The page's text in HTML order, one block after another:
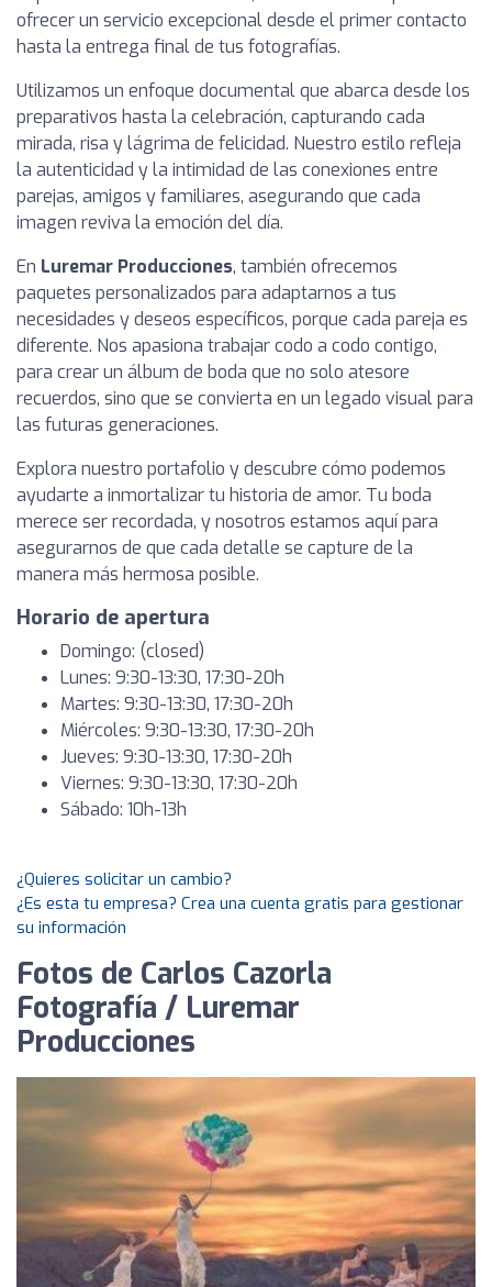
ofrecer un servicio excepcional desde el primer contacto
hasta la entrega final de tus fotografías.
Utilizamos un enfoque documental que abarca desde los
preparativos hasta la celebración, capturando cada
mirada, risa y lágrima de felicidad. Nuestro estilo refleja
la autenticidad y la intimidad de las conexiones entre
parejas, amigos y familiares, asegurando que cada
imagen reviva la emoción del día.
En Luremar Producciones, también ofrecemos
paquetes personalizados para adaptarnos a tus
necesidades y deseos específicos, porque cada pareja es
diferente. Nos apasiona trabajar codo a codo contigo,
para crear un álbum de boda que no solo atesore
recuerdos, sino que se convierta en un legado visual para
las futuras generaciones.
Explora nuestro portafolio y descubre cómo podemos
ayudarte a inmortalizar tu historia de amor. Tu boda
merece ser recordada, y nosotros estamos aquí para
asegurarnos de que cada detalle se capture de la
manera más hermosa posible.
Horario de apertura
Domingo: (closed)
Lunes: 9:30-13:30, 17:30-20h
Martes: 9:30-13:30, 17:30-20h
Miércoles: 9:30-13:30, 17:30-20h
Jueves: 9:30-13:30, 17:30-20h
Viernes: 9:30-13:30, 17:30-20h
Sábado: 10h-13h
¿Quieres solicitar un cambio?
¿Es esta tu empresa? Crea una cuenta gratis para gestionar
su información
Fotos de Carlos Cazorla
Fotografía / Luremar
Producciones